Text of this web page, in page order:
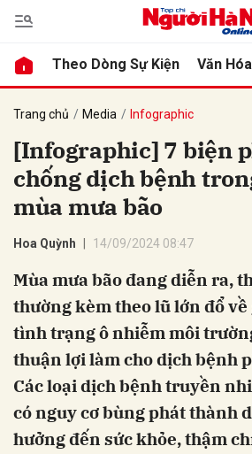
Theo Dòng Sự Kiện Văn Hóa
Trang chủ Media Infographic
[Infographic] 7 biện
chống dịch bệnh
mùa mưa bão
Hoa Quỳnh 14/09/2024 08:47
Mùa mưa bão đang diễn ra,
thường kèm theo lũ lớn đổ
tình trạng ô nhiễm môi
thuận lợi làm cho dịch bệnh
Các loại dịch bệnh truyền
có nguy cơ bùng phát thành
hưởng đến sức khỏe, thậm
luận